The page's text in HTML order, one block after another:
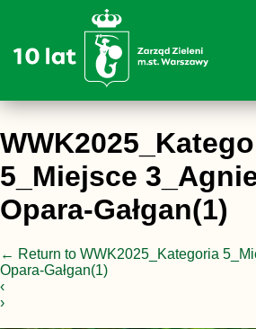
5_Miejsce
Opara-Gałgan(1)
← Return to WWK2025_Kategoria
Opara-Gałgan(1)
‹
›